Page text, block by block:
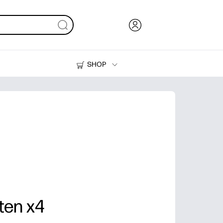
SHOP
Printers
x4